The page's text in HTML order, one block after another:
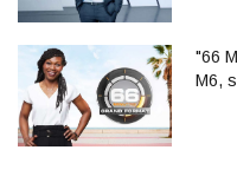
"66
M6,